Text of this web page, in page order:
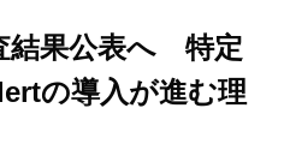
結果公表へ 特定
の導入が進む理